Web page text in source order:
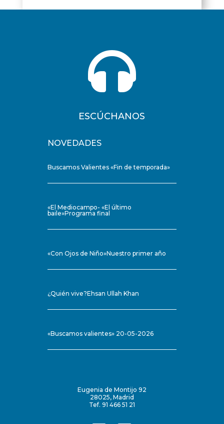

ESCÚCHANOS
NOVEDADES
Buscamos Valientes «Fin de temporada»
«El Mediocampo- «El último
baile»Programa final
«Con Ojos de Niño»Nuestro primer año
¿Quién vive?Ehsan Ullah Khan
«Buscamos valientes» 20-05-2026
Eugenia de Montijo 92
28025, Madrid
Tef. 91 466 51 21